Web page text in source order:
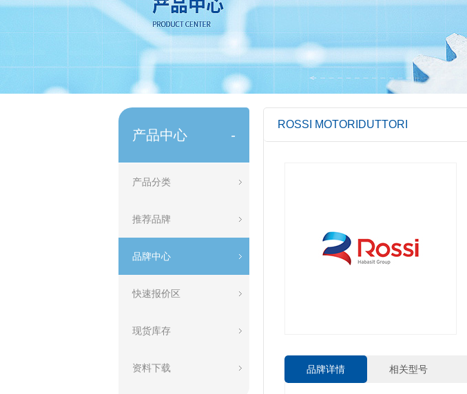
产品中心 -
产品分类
推荐品牌
品牌中心
快速报价区
现货库存
资料下载
ROSSI MOTORIDUTTORI
品牌详情 相关型号